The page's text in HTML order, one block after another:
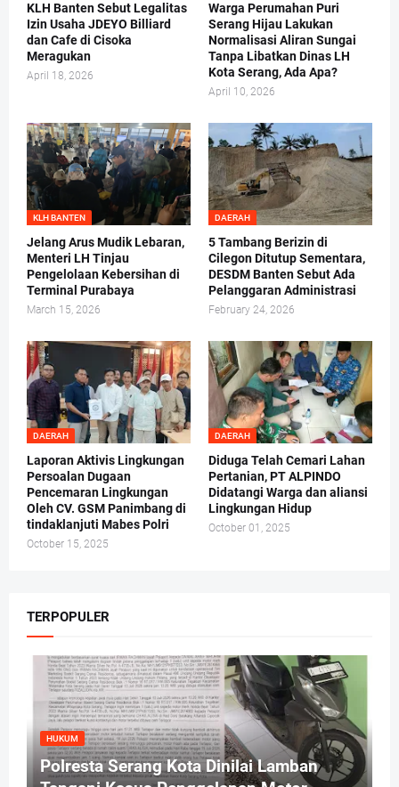
KLH Banten Sebut Legalitas
Izin Usaha JDEYO Billiard
dan Cafe di Cisoka
Meragukan
April 18, 2026
Warga Perumahan Puri
Serang Hijau Lakukan
Normalisasi Aliran Sungai
Tanpa Libatkan Dinas LH
Kota Serang, Ada Apa?
April 10, 2026
KLH BANTEN
Jelang Arus Mudik Lebaran,
Menteri LH Tinjau
Pengelolaan Kebersihan di
Terminal Purabaya
March 15, 2026
DAERAH
5 Tambang Berizin di
Cilegon Ditutup Sementara,
DESDM Banten Sebut Ada
Pelanggaran Administrasi
February 24, 2026
DAERAH
Laporan Aktivis Lingkungan
Persoalan Dugaan
Pencemaran Lingkungan
Oleh CV. GSM Panimbang di
tindaklanjuti Mabes Polri
October 15, 2025
DAERAH
Diduga Telah Cemari Lahan
Pertanian, PT ALPINDO
Didatangi Warga dan aliansi
Lingkungan Hidup
October 01, 2025
TERPOPULER
HUKUM
Polresta Serang Kota Dinilai Lamban